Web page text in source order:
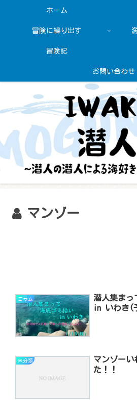
ホーム
冒険に繰り出す
冒険記
お問い合わせ
マンゾー
コラム
潜人集まっ
in いわき(
未分類
マンゾーい
た！！